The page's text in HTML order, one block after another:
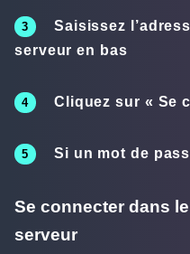
Saisissez
serveur en bas
Cliquez sur « Se
Si un mot de
Se connecter dans
serveur